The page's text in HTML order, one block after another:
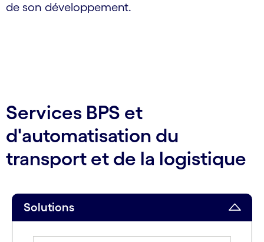
de son développement.
Services BPS et
d'automatisation du
transport et de la logistique
Solutions